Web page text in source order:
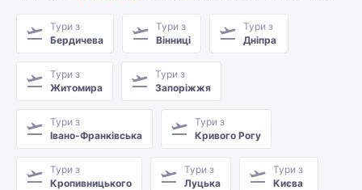
Тури з
Бердичева
Тури з
Вінниці
Тури з
Дніпра
Тури з
Житомира
Тури з
Запоріжжя
Тури з
Івано-Франківська
Тури з
Кривого Рогу
Тури з
Кропивницького
Тури з
Луцька
Тури з
Києва